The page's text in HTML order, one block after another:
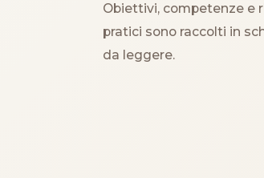
Obiettivi, competenze e
pratici sono raccolti in
da leggere.